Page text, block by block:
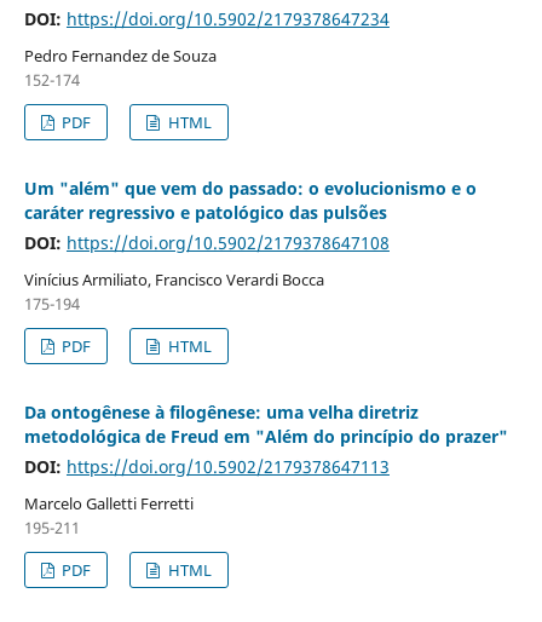
DOI: https://doi.org/10.5902/2179378647234
Pedro Fernandez de Souza
152-174
PDF
HTML
Um "além" que vem do passado: o evolucionismo e o
caráter regressivo e patológico das pulsões
DOI: https://doi.org/10.5902/2179378647108
Vinícius Armiliato, Francisco Verardi Bocca
175-194
PDF
HTML
Da ontogênese à filogênese: uma velha diretriz
metodológica de Freud em "Além do princípio do prazer"
DOI: https://doi.org/10.5902/2179378647113
Marcelo Galletti Ferretti
195-211
PDF
HTML